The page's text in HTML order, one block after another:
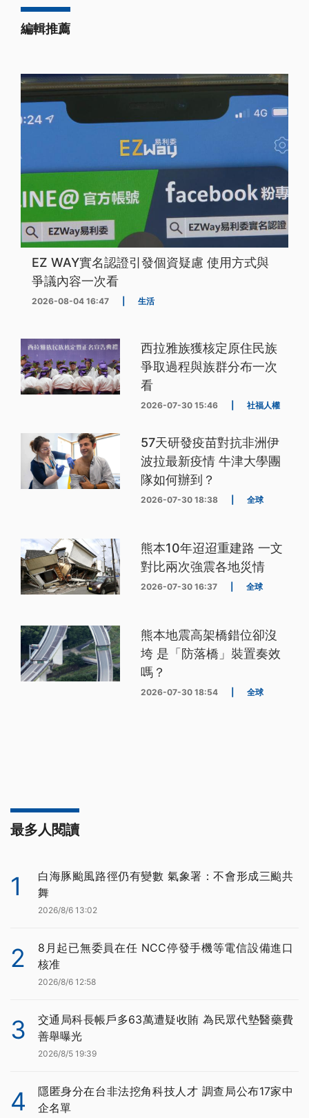
編輯推薦
EZ WAY實名認證引發個資疑慮 使用方式與
爭議內容一次看
2026-08-04 16:47 生活
西拉雅族獲核定原住民族
爭取過程與族群分布一次
看
2026-07-30 15:46 社福人權
57天研發疫苗對抗非洲伊
波拉最新疫情 牛津大學團
隊如何辦到？
2026-07-30 18:38 全球
熊本10年迢迢重建路 一文
對比兩次強震各地災情
2026-07-30 16:37 全球
熊本地震高架橋錯位卻沒
垮 是「防落橋」裝置奏效
嗎？
2026-07-30 18:54 全球
最多人閱讀
1
白海豚颱風路徑仍有變數 氣象署：不會形成三颱共
舞
2026/8/6 13:02
2
8月起已無委員在任 NCC停發手機等電信設備進口
核准
2026/8/6 12:58
3
交通局科長帳戶多63萬遭疑收賄 為民眾代墊醫藥費
善舉曝光
2026/8/5 19:39
4
隱匿身分在台非法挖角科技人才 調查局公布17家中
企名單